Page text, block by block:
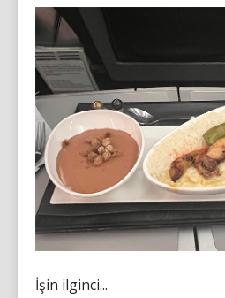
İşin ilginci...